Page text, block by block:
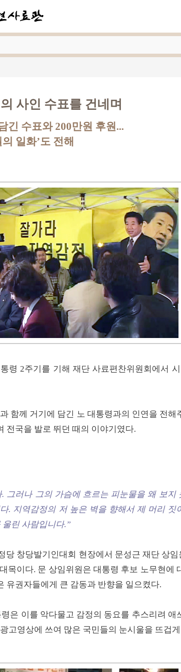
사인 수표를 건네며
긴 수표와 200만원 후원...
일화’도 전해
령 2주기를 기해 재단 사료편찬위원회에서
함께 거기에 담긴 노 대통령과의 인연을 전해
전국을 발로 뛰던 때의 이야기였다.
그러나 그의 가슴에 흐르는 피눈물을 왜 보지
. 지역감정의 저 높은 벽을 향해서 제 머리 짓
린 사람입니다.”
창당발기인대회 현장에서 문성근 재단 상
목이다. 문 상임위원은 대통령 후보 노무현에
유권자들에게 큰 감동과 반향을 일으켰다.
은 이를 악다물고 감정의 동요를 추스리려 애
고영상에 쓰여 많은 국민들의 눈시울을 뜨겁